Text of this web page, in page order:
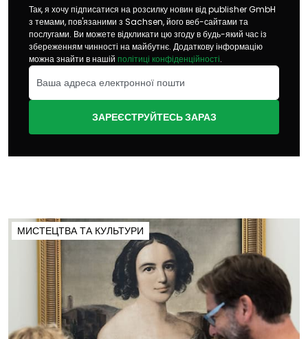
Так, я хочу підписатися на розсилку новин від publisher GmbH
з темами, пов'язаними з Sachsen, його веб-сайтами та
послугами. Ви можете відкликати цю згоду в будь-який час із
збереженням чинності на майбутнє. Додаткову інформацію
можна знайти в нашій політиці конфіденційності.
ЗАРЕЄСТРУЙТЕСЬ ЗАРАЗ
МИСТЕЦТВА ТА КУЛЬТУРИ